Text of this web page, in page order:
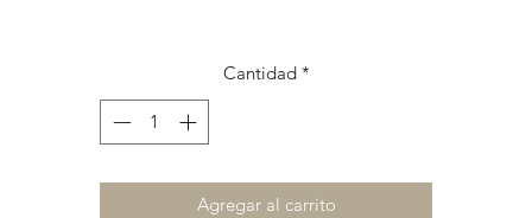
Cantidad *
Agregar al carrito